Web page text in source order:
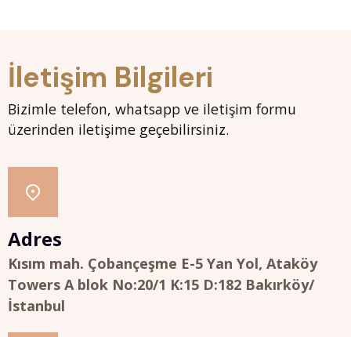
İletişim Bilgileri
Bizimle telefon, whatsapp ve iletişim formu
üzerinden iletişime geçebilirsiniz.
Adres
Kısım mah. Çobançeşme E-5 Yan Yol, Ataköy
Towers A blok No:20/1 K:15 D:182 Bakırköy/
İstanbul